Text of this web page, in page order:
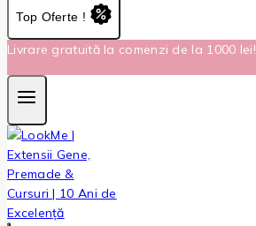
Top Oferte !
Livrare gratuită la comenzi de la 1000 lei!